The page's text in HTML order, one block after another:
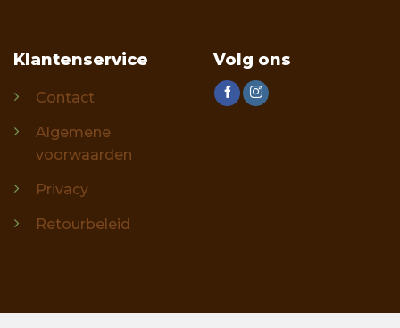
Klantenservice
Contact
Algemene
voorwaarden
Privacy
Retourbeleid
Volg ons